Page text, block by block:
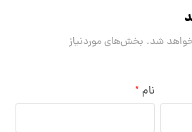
شد. بخش‌های موردنیاز
نام *